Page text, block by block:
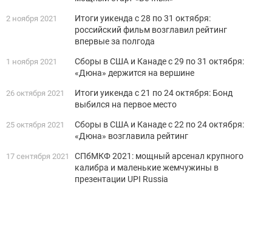
2 ноября 2021
Итоги уикенда с 28 по 31 октября:
российский фильм возглавил рейтинг
впервые за полгода
1 ноября 2021
Сборы в США и Канаде с 29 по 31 октября:
«Дюна» держится на вершине
26 октября 2021
Итоги уикенда с 21 по 24 октября: Бонд
выбился на первое место
25 октября 2021
Сборы в США и Канаде с 22 по 24 октября:
«Дюна» возглавила рейтинг
17 сентября 2021
СПбМКФ 2021: мощный арсенал крупного
калибра и маленькие жемчужины в
презентации UPI Russia